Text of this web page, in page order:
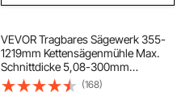
VEVOR Tragbares Sägewerk 355-
1219mm Kettensägenmühle Max.
Schnittdicke 5,08-300mm
Kettensägewerk mit einer Größe
(168)